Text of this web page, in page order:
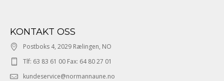
KONTAKT OSS
Postboks 4, 2029 Rælingen, NO
Tlf: 63 83 61 00 Fax: 64 80 27 01
kundeservice@normannaune.no